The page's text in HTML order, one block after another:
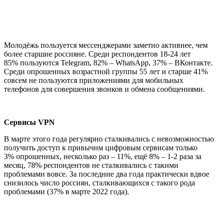
Молодёжь пользуется мессенджерами заметно активнее, чем
более старшие россияне. Среди респондентов 18-24 лет
85% пользуются Telegram, 82% – WhatsApp, 37% – ВКонтакте.
Среди опрошенных возрастной группы 55 лет и старше 41%
совсем не пользуются приложениями для мобильных
телефонов для совершения звонков и обмена сообщениями.
Сервисы VPN
В марте этого года регулярно сталкивались с невозможностью
получить доступ к привычнм цифровым сервисам только
3% опрошенных, несколько раз – 11%, ещё 8% – 1-2 раза за
месяц, 78% респондентов не сталкивались с такими
проблемами вовсе. За последние два года практически вдвое
снизилось число россиян, сталкивающихся с такого рода
проблемами (37% в марте 2022 года).